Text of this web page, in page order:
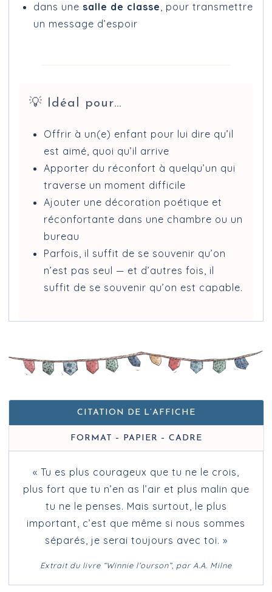
dans une salle de classe, pour transmettre
un message d’espoir
💡 Idéal pour…
Offrir à un(e) enfant pour lui dire qu’il
est aimé, quoi qu’il arrive
Apporter du réconfort à quelqu’un qui
traverse un moment difficile
Ajouter une décoration poétique et
réconfortante dans une chambre ou un
bureau
Parfois, il suffit de se souvenir qu’on
n’est pas seul — et d’autres fois, il
suffit de se souvenir qu’on est capable.
CITATION DE L’AFFICHE
FORMAT – PAPIER – CADRE
« Tu es plus courageux que tu ne le crois,
plus fort que tu n’en as l’air et plus malin que
tu ne le penses. Mais surtout, le plus
important, c’est que même si nous sommes
séparés, je serai toujours avec toi. »
Extrait du livre “Winnie l’ourson”, par A.A. Milne